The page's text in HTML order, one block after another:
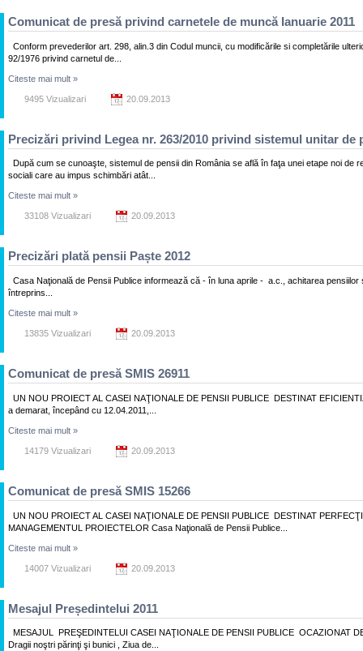
Comunicat de presă privind carnetele de muncă Ianuarie 2011
Conform prevederilor art. 298, alin.3 din Codul muncii, cu modificările si completările
92/1976 privind carnetul de...
Citeste mai mult »
9495 Vizualizari 20.09.2013
Precizări privind Legea nr. 263/2010 privind sistemul unitar de
După cum se cunoaşte, sistemul de pensii din România se află în faţa unei etape noi de
sociali care au impus schimbări atât...
Citeste mai mult »
33108 Vizualizari 20.09.2013
Precizări plată pensii Paște 2012
Casa Naţională de Pensii Publice informează că - în luna aprile - a.c., achitarea
întreprins...
Citeste mai mult »
13835 Vizualizari 20.09.2013
Comunicat de presă SMIS 26911
UN NOU PROIECT AL CASEI NAŢIONALE DE PENSII PUBLICE DESTINAT
a demarat, începând cu 12.04.2011,...
Citeste mai mult »
14179 Vizualizari 20.09.2013
Comunicat de presă SMIS 15266
UN NOU PROIECT AL CASEI NAŢIONALE DE PENSII PUBLICE DESTINAT
MANAGEMENTUL PROIECTELOR Casa Naţională de Pensii Publice...
Citeste mai mult »
14007 Vizualizari 20.09.2013
Mesajul Președintelui 2011
MESAJUL PREŞEDINTELUI CASEI NAŢIONALE DE PENSII PUBLICE OCAZIONAT
Dragii noştri părinţi şi bunici , Ziua de...